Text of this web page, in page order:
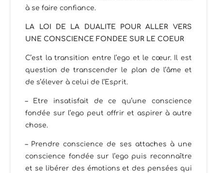
à se faire confiance.
LA LOI DE LA DUALITE POUR ALLER VERS
UNE CONSCIENCE FONDEE SUR LE COEUR
C’est la transition entre l’ego et le cœur. Il est
question de transcender le plan de l’âme et
de s’élever à celui de l’Esprit.
– Etre insatisfait de ce qu’une conscience
fondée sur l’ego peut offrir et aspirer à autre
chose.
– Prendre conscience de ses attaches à une
conscience fondée sur l’ego puis reconnaître
et se libérer des émotions et des pensées qui